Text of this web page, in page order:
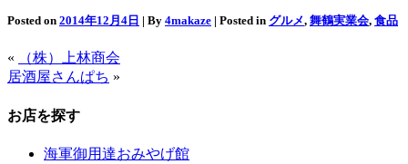
Posted on 2014年12月4日 | By 4makaze | Posted in グルメ, 舞鶴実業会, 食品
«
（株）上林商会
居酒屋さんぱち »
お店を探す
海軍御用達おみやげ館